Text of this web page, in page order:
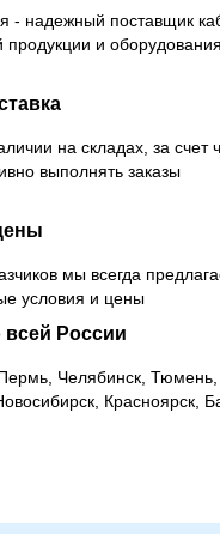
- надежный поставщик
продукции и
на складах, за счет
выполнять заказы
мы всегда
условия и цены
всей России
Челябинск, Тюмень,
Красноярск,